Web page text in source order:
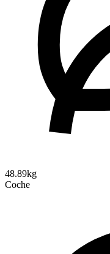
48.89kg
Coche